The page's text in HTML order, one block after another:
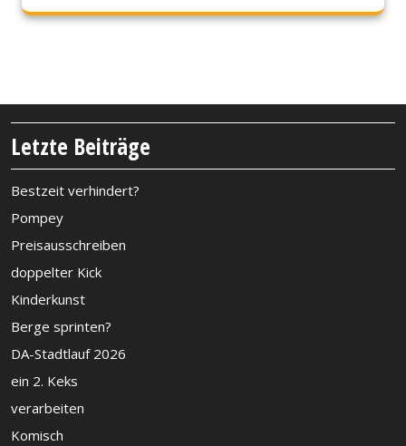
Letzte Beiträge
Bestzeit verhindert?
Pompey
Preisausschreiben
doppelter Kick
Kinderkunst
Berge sprinten?
DA-Stadtlauf 2026
ein 2. Keks
verarbeiten
Komisch